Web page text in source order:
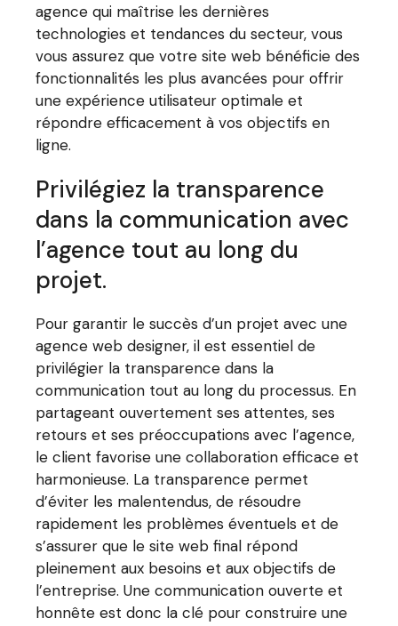
agence qui maîtrise les dernières
technologies et tendances du secteur, vous
vous assurez que votre site web bénéficie des
fonctionnalités les plus avancées pour offrir
une expérience utilisateur optimale et
répondre efficacement à vos objectifs en
ligne.
Privilégiez la transparence
dans la communication avec
l’agence tout au long du
projet.
Pour garantir le succès d’un projet avec une
agence web designer, il est essentiel de
privilégier la transparence dans la
communication tout au long du processus. En
partageant ouvertement ses attentes, ses
retours et ses préoccupations avec l’agence,
le client favorise une collaboration efficace et
harmonieuse. La transparence permet
d’éviter les malentendus, de résoudre
rapidement les problèmes éventuels et de
s’assurer que le site web final répond
pleinement aux besoins et aux objectifs de
l’entreprise. Une communication ouverte et
honnête est donc la clé pour construire une